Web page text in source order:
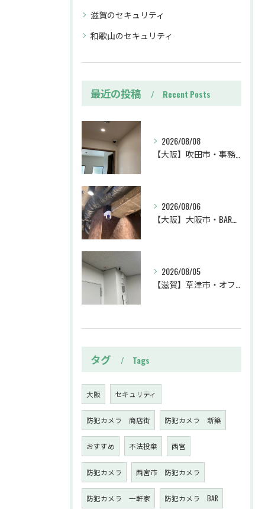
滋賀のセキュリティ
和歌山のセキュリティ
最近の投稿 Recent Posts
2026/08/08
2026/08/06
2026/08/05
タグ Tags
大阪 セキュリティ
防犯カメラ 商店街 防犯カメラ 新築
おすすめ 不法投棄 西宮
防犯カメラ 西宮市 防犯カメラ
防犯カメラ 一軒家 防犯カメラ BAR